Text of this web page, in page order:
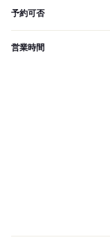
予約可否
営業時間